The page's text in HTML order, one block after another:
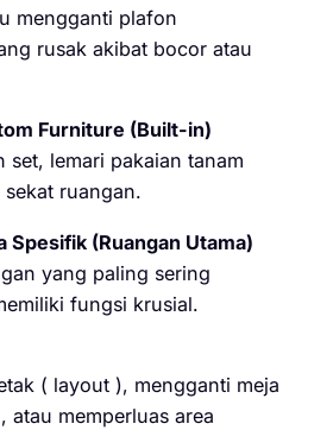
mengganti plafon
rusak akibat bocor atau
Furniture (Built-in)
set, lemari pakaian tanam
ruangan.
Spesifik (Ruangan Utama)
yang paling sering
fungsi krusial.
( layout ), mengganti meja
atau memperluas area